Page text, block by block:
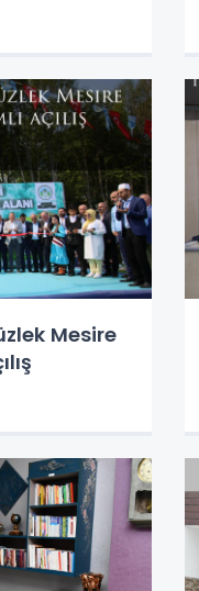
Mesire